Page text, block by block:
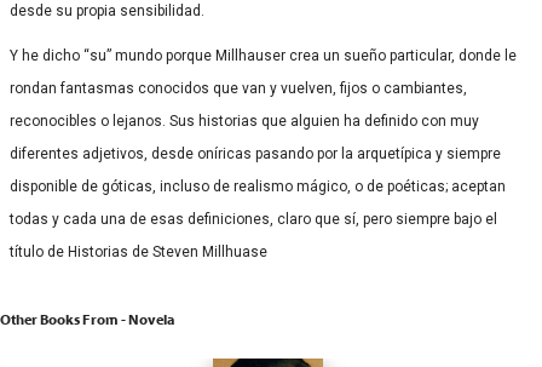
desde su propia sensibilidad.
Y he dicho “su” mundo porque Millhauser crea un sueño particular, donde le
rondan fantasmas conocidos que van y vuelven, fijos o cambiantes,
reconocibles o lejanos. Sus historias que alguien ha definido con muy
diferentes adjetivos, desde oníricas pasando por la arquetípica y siempre
disponible de góticas, incluso de realismo mágico, o de poéticas; aceptan
todas y cada una de esas definiciones, claro que sí, pero siempre bajo el
título de Historias de Steven Millhuase
Other Books From - Novela